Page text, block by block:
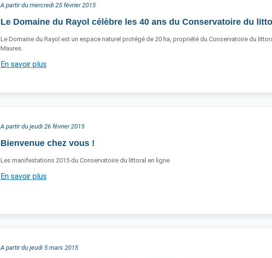
A partir du mercredi 25 février 2015
Le Domaine du Rayol célèbre les 40 ans du Conservatoire du
Le Domaine du Rayol est un espace naturel protégé de 20 ha, propriété du Conservatoire du
Maures.
En savoir plus
A partir du jeudi 26 février 2015
Bienvenue chez vous !
Les manifestations 2015 du Conservatoire du littoral en ligne
En savoir plus
A partir du jeudi 5 mars 2015